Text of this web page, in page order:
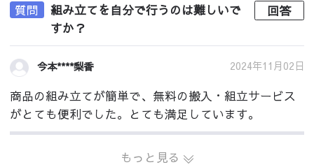
質問
組み立てを自分で行うのは難しいで
すか？
回答
今本****梨香 2024年11月02日
商品の組み立てが簡単で、無料の搬入・組立サービス
がとても便利でした。とても満足しています。
もっと見る